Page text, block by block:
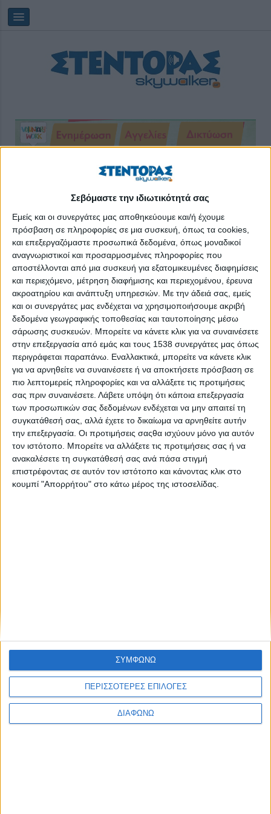
Σεβόμαστε την ιδιωτικότητά σας
Εμείς και οι συνεργάτες μας αποθηκεύουμε και/ή έχουμε
πρόσβαση σε πληροφορίες σε μια συσκευή, όπως τα cookies,
και επεξεργαζόμαστε προσωπικά δεδομένα, όπως μοναδικοί
αναγνωριστικοί και προσαρμοσμένες πληροφορίες που
αποστέλλονται από μια συσκευή για εξατομικευμένες διαφημίσεις
και περιεχόμενο, μέτρηση διαφήμισης και περιεχομένου, έρευνα
ακροατηρίου και ανάπτυξη υπηρεσιών. Με την άδειά σας, εμείς
και οι συνεργάτες μας ενδέχεται να χρησιμοποιήσουμε ακριβή
δεδομένα γεωγραφικής τοποθεσίας και ταυτοποίησης μέσω
σάρωσης συσκευών. Μπορείτε να κάνετε κλικ για να συναινέσετε
στην επεξεργασία από εμάς και τους 1538 συνεργάτες μας όπως
περιγράφεται παραπάνω. Εναλλακτικά, μπορείτε να κάνετε κλικ
για να αρνηθείτε να συναινέσετε ή να αποκτήσετε πρόσβαση σε
πιο λεπτομερείς πληροφορίες και να αλλάξετε τις προτιμήσεις
σας πριν συναινέσετε. Λάβετε υπόψη ότι κάποια επεξεργασία
των προσωπικών σας δεδομένων ενδέχεται να μην απαιτεί τη
συγκατάθεσή σας, αλλά έχετε το δικαίωμα να αρνηθείτε αυτήν
την επεξεργασία. Οι προτιμήσεις σαςθα ισχύουν μόνο για αυτόν
τον ιστότοπο. Μπορείτε να αλλάξετε τις προτιμήσεις σας ή να
ανακαλέσετε τη συγκατάθεσή σας ανά πάσα στιγμή
επιστρέφοντας σε αυτόν τον ιστότοπο και κάνοντας κλικ στο
κουμπί "Απορρήτου" στο κάτω μέρος της ιστοσελίδας.
ΠΕΡΙΣΣΟΤΕΡΕΣ ΕΠΙΛΟΓΕΣ
ΔΙΑΦΩΝΩ
ΣΥΜΦΩΝΩ
Δευτέρα, 10/08/202619:24:27
τηλεργασία
Αναστάσιος Παπαλαζάρου: «Η μαγειρική στο σπίτι είναι
το κοινό μυστικό μιας υγιούς διατροφής»
Παρατείνεται η υποχρέωση εφαρμογής της τηλεργασίας
και του κλιμακωτού ωραρίου των εργαζομένων
Στο 50% η υποχρεωτική τηλεργασία από σήμερα 3
Νοεμβρίου
Τηλεργασία: Πώς να βάλω σε τάξη την καθημερινότητά
μου μέσα σε αυτή; Της Φωτεινής Βαβίτσα
Τι ισχύει σήμερα και αύριο για σχολεία, βρεφονηπιακούς,
τηλεργασία, δικαστήρια και εμβολιασμούς
None feed
CONNECT